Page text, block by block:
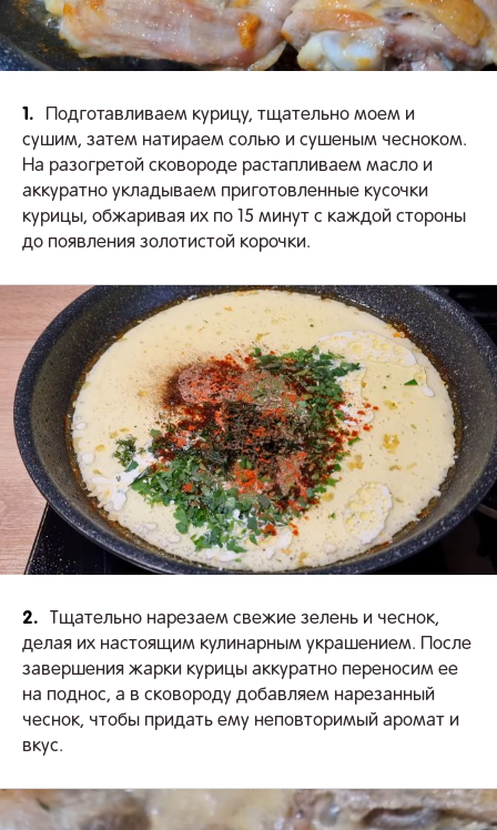
1.
Подготавливаем курицу, тщательно моем и
сушим, затем натираем солью и сушеным чесноком.
На разогретой сковороде растапливаем масло и
аккуратно укладываем приготовленные кусочки
курицы, обжаривая их по 15 минут с каждой стороны
до появления золотистой корочки.
2.
Тщательно нарезаем свежие зелень и чеснок,
делая их настоящим кулинарным украшением. После
завершения жарки курицы аккуратно переносим ее
на поднос, а в сковороду добавляем нарезанный
чеснок, чтобы придать ему неповторимый аромат и
вкус.